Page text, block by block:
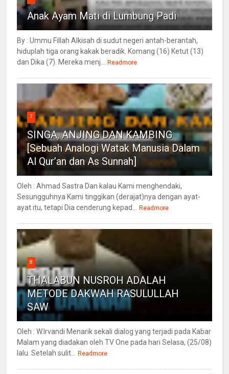
Anak Ayam Mati di Lumbung Padi
By : Ummu Fillah Alkisah di sudut negeri antah-berantah,
hiduplah tiga orang kakak beradik. Komang (16) Ketut (13)
dan Dika (7). Mereka menj...
Readmore
7
SINGA, ANJING DAN KAMBING
[Sebuah Analogi Watak Manusia Dalam
Al Qur’an dan As Sunnah]
Oleh : Ahmad Sastra Dan kalau Kami menghendaki,
Sesungguhnya Kami tinggikan (derajat)nya dengan ayat-
ayat itu, tetapi Dia cenderung kepad...
Readmore
8
THALABUN NUSROH ADALAH
METODE DAKWAH RASULULLAH
SAW
Oleh : W.Irvandi Menarik sekali dialog yang terjadi pada Kabar
Malam yang diadakan oleh TV One pada hari Selasa, (25/08)
lalu. Setelah sulit...
Readmore